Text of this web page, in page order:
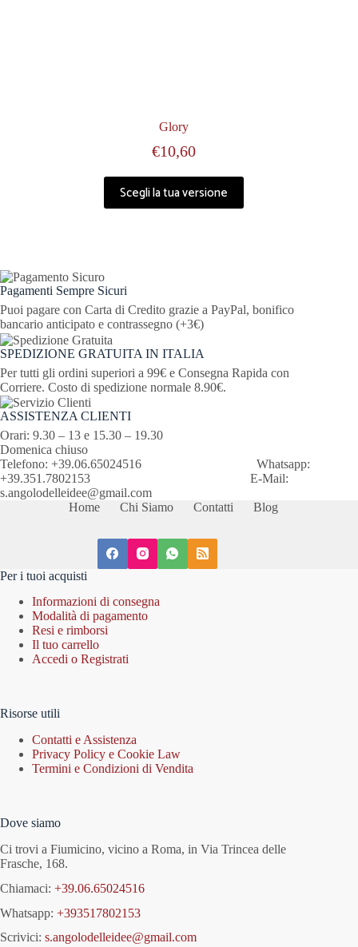
Glory
€10,60
Scegli la tua versione
Pagamenti Sempre Sicuri
Puoi pagare con Carta di Credito grazie a PayPal, bonifico
bancario anticipato e contrassegno (+3€)
SPEDIZIONE GRATUITA IN ITALIA
Per tutti gli ordini superiori a 99€ e Consegna Rapida con
Corriere. Costo di spedizione normale 8.90€.
ASSISTENZA CLIENTI
Orari: 9.30 – 13 e 15.30 – 19.30
Domenica chiuso
Telefono: +39.06.65024516 Whatsapp:
+39.351.7802153 E-Mail:
s.angolodelleidee@gmail.com
Home
Chi Siamo Contatti Blog
Per i tuoi acquisti
Informazioni di consegna
Modalità di pagamento
Resi e rimborsi
Il tuo carrello
Accedi o Registrati
Risorse utili
Contatti e Assistenza
Privacy Policy e Cookie Law
Termini e Condizioni di Vendita
Dove siamo
Ci trovi a Fiumicino, vicino a Roma, in Via Trincea delle
Frasche, 168.
Chiamaci: +39.06.65024516
Whatsapp: +393517802153
Scrivici: s.angolodelleidee@gmail.com